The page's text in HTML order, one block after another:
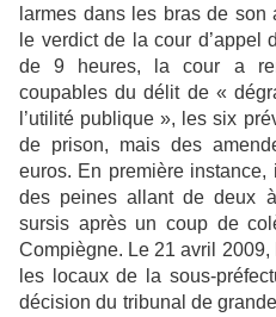
larmes dans les bras de
le verdict de la cour d’appel
de 9 heures, la cour a
coupables du délit de «
l’utilité publique », les six
de prison, mais des
euros. En première
des peines allant de deux
sursis après un coup de
Compiègne. Le 21 avril
les locaux de la sous-
décision du tribunal de